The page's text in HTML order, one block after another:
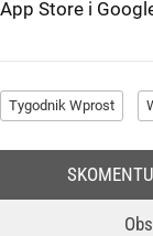
App Store i
Tygodnik Wprost